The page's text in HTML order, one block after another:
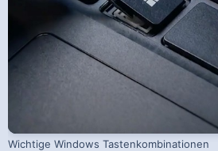
Wichtige Windows Tastenkombinationen